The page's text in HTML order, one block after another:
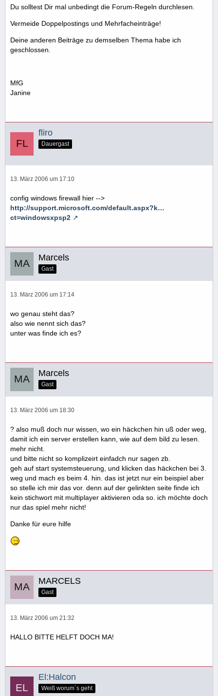
Du solltest Dir mal unbedingt die Forum-Regeln durchlesen.
Vermeide Doppelpostings und Mehrfacheinträge!
Deine anderen Beiträge zu demselben Thema habe ich
geschlossen.
MfG
Janine
fliro
Dauergast
13. März 2006 um 17:10
config windows firewall hier -->
http://support.microsoft.com/default.aspx?k…
ct=windowsxpsp2
Marcels
Gast
13. März 2006 um 17:14
wo genau steht das?
also wie nennt sich das?
unter was finde ich es?
Marcels
Gast
13. März 2006 um 18:30
? also muß doch nur wissen, wo ein häckchen hin uß oder weg,
damit ich ein server erstellen kann, wie auf dem bild zu lesen.
mehr nicht.
und bitte nicht so komplizeirt einfadch nur sagen zb.
geh auf start systemsteuerung, und klicken das häckchen bei 3.
weg und mach es beim 4. hin. das ist jetzt nur ein beispiel aber
so stelle ich mir das vor. denn auf der gelinkten seite finde ich
kein stichwort mit multiplayer aktivieren oda so. ich möchte doch
nur das spiel mehr nicht!
Danke für eure hilfe
MARCELS
Gast
13. März 2006 um 21:32
HALLO BITTE HELFT DOCH MA!
El:Halcon
Weiß worum´s geht